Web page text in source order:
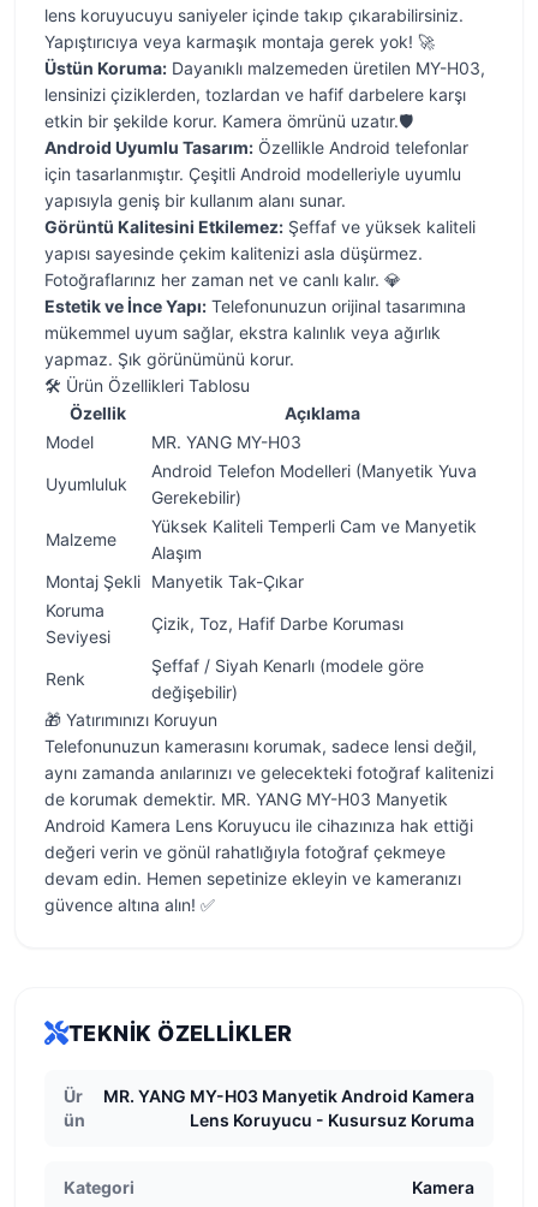
lens koruyucuyu saniyeler içinde takıp çıkarabilirsiniz.
Yapıştırıcıya veya karmaşık montaja gerek yok! 🚀
Üstün Koruma: Dayanıklı malzemeden üretilen MY-H03,
lensinizi çiziklerden, tozlardan ve hafif darbelere karşı
etkin bir şekilde korur. Kamera ömrünü uzatır.🛡️
Android Uyumlu Tasarım: Özellikle Android telefonlar
için tasarlanmıştır. Çeşitli Android modelleriyle uyumlu
yapısıyla geniş bir kullanım alanı sunar.
Görüntü Kalitesini Etkilemez: Şeffaf ve yüksek kaliteli
yapısı sayesinde çekim kalitenizi asla düşürmez.
Fotoğraflarınız her zaman net ve canlı kalır. 💎
Estetik ve İnce Yapı: Telefonunuzun orijinal tasarımına
mükemmel uyum sağlar, ekstra kalınlık veya ağırlık
yapmaz. Şık görünümünü korur.
🛠️ Ürün Özellikleri Tablosu
Özellik
Açıklama
Model
MR. YANG MY-H03
Uyumluluk
Android Telefon Modelleri (Manyetik Yuva
Gerekebilir)
Malzeme
Yüksek Kaliteli Temperli Cam ve Manyetik
Alaşım
Montaj Şekli Manyetik Tak-Çıkar
Koruma
Seviyesi
Çizik, Toz, Hafif Darbe Koruması
Renk
Şeffaf / Siyah Kenarlı (modele göre
değişebilir)
🎁 Yatırımınızı Koruyun
Telefonunuzun kamerasını korumak, sadece lensi değil,
aynı zamanda anılarınızı ve gelecekteki fotoğraf kalitenizi
de korumak demektir. MR. YANG MY-H03 Manyetik
Android Kamera Lens Koruyucu ile cihazınıza hak ettiği
değeri verin ve gönül rahatlığıyla fotoğraf çekmeye
devam edin. Hemen sepetinize ekleyin ve kameranızı
güvence altına alın! ✅
TEKNIK ÖZELLIKLER
Ür
ün
MR. YANG MY-H03 Manyetik Android Kamera
Lens Koruyucu - Kusursuz Koruma
Kategori Kamera